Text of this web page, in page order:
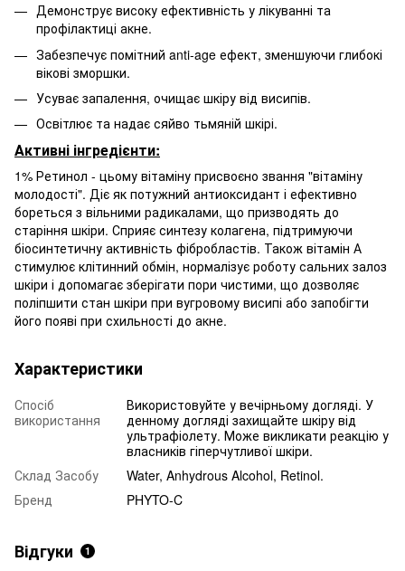
Демонструє високу ефективність у лікуванні та
профілактиці акне.
Забезпечує помітний anti-age ефект, зменшуючи глибокі
вікові зморшки.
Усуває запалення, очищає шкіру від висипів.
Освітлює та надає сяйво тьмяній шкірі.
Активні інгредієнти:
1% Ретинол - цьому вітаміну присвоєно звання "вітаміну
молодості". Діє як потужний антиоксидант і ефективно
бореться з вільними радикалами, що призводять до
старіння шкіри. Сприяє синтезу колагена, підтримуючи
біосинтетичну активність фібробластів. Також вітамін А
стимулює клітинний обмін, нормалізує роботу сальних залоз
шкіри і допомагає зберігати пори чистими, що дозволяє
поліпшити стан шкіри при вугровому висипі або запобігти
його появі при схильності до акне.
Характеристики
Спосіб
використання
Використовуйте у вечірньому догляді. У
денному догляді захищайте шкіру від
ультрафіолету. Може викликати реакцію у
власників гіперчутливої шкіри.
Склад Засобу
Water, Anhydrous Alcohol, Retinol.
Бренд
PHYTO-C
Відгуки 1